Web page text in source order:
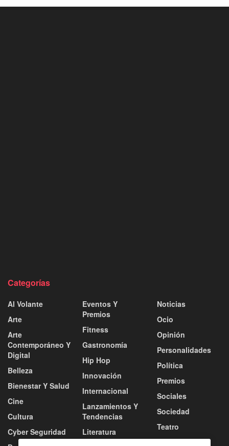
Categorías
Al Volante
Arte
Arte
Contemporáneo Y
Digital
Belleza
Bienestar Y Salud
Cine
Cultura
Cyber Seguridad
Eventos Y
Premios
Fitness
Gastronomía
Hip Hop
Innovación
Internacional
Lanzamientos Y
Tendencias
Literatura
Noticias
Ocio
Opinión
Personalidades
Política
Premios
Sociales
Sociedad
Teatro
Tecnología